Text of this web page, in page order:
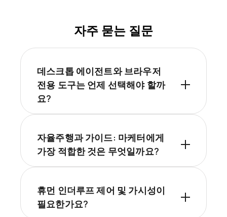
자주 묻는 질문
데스크톱 에이전트와 브라우저
전용 도구는 언제 선택해야 할까
요?
자율주행과 가이드: 마케터에게
가장 적합한 것은 무엇일까요?
휴먼 인더루프 제어 및 가시성이
필요한가요?